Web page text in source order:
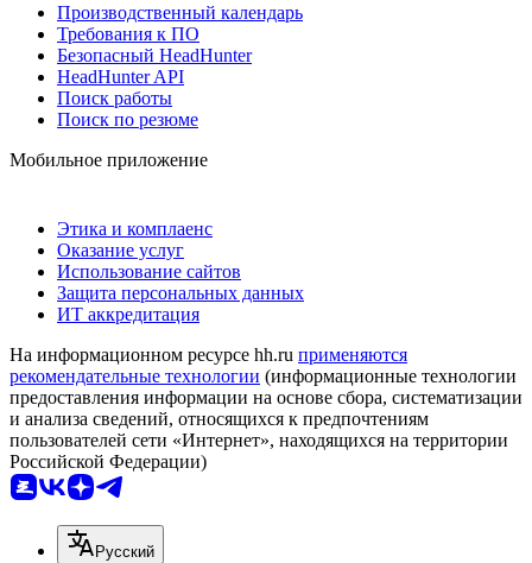
Производственный календарь
Требования к ПО
Безопасный HeadHunter
HeadHunter API
Поиск работы
Поиск по резюме
Мобильное приложение
Этика и комплаенс
Оказание услуг
Использование сайтов
Защита персональных данных
ИТ аккредитация
На информационном ресурсе hh.ru применяются
рекомендательные технологии (информационные технологии
предоставления информации на основе сбора, систематизации
и анализа сведений, относящихся к предпочтениям
пользователей сети «Интернет», находящихся на территории
Российской Федерации)
Русский